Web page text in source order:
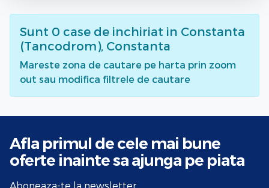
Sunt 0 case de inchiriat in Constanta
(Tancodrom), Constanta
Mareste zona de cautare pe harta prin zoom
out sau modifica filtrele de cautare
Afla primul de cele mai bune
oferte inainte sa ajunga pe piata
Aboneaza-te la newsletter